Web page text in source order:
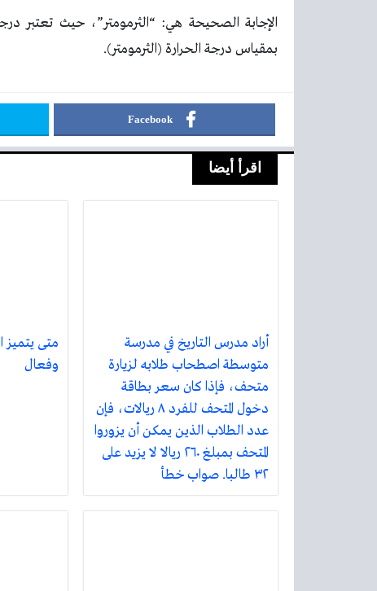
الإجابة الصحيحة هي: “الثرمومتر”، حيث تعتبر
بمقياس درجة الحرارة (الثرمومتر).
Facebook
اقرأ أيضا
أراد مدرس التاريخ في مدرسة
متوسطة اصطحاب طلابه لزيارة
متحف، فإذا كان سعر بطاقة
دخول المتحف للفرد ٨ ريالات، فإن
عدد الطلاب الذين يمكن أن يزوروا
المتحف بمبلغ ٢٦٠ ريالا لا يزيد على
٣٢ طالبا. صواب خطأ
متى يتميز
وفعال